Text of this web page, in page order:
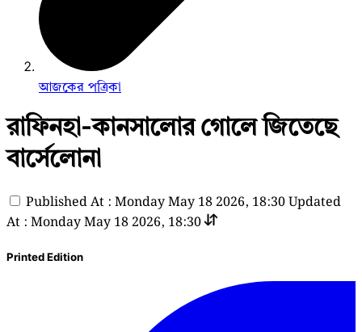
আজকের পত্রিকা
রাফিনহা-কানসালোর গোলে জিতেছে
বার্সেলোনা
Published At : Monday May 18 2026, 18:30Updated
At : Monday May 18 2026, 18:30
Printed Edition